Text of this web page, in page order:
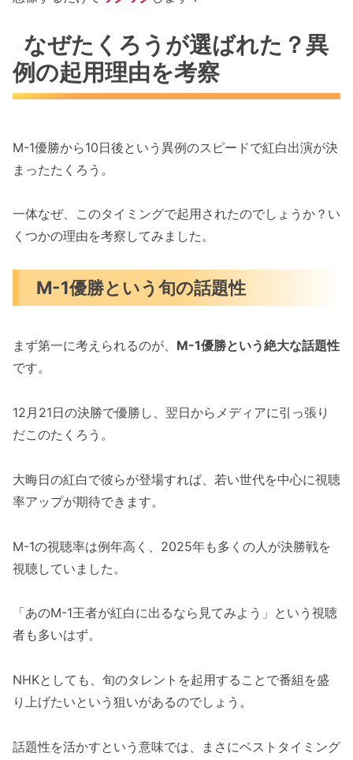
なぜたくろうが選ばれた？異
例の起用理由を考察
M-1優勝から10日後という異例のスピードで紅白出演が決
まったたくろう。
一体なぜ、このタイミングで起用されたのでしょうか？い
くつかの理由を考察してみました。
M-1優勝という旬の話題性
まず第一に考えられるのが、 M-1優勝という絶大な話題性
です。
12月21日の決勝で優勝し、翌日からメディアに引っ張り
だこのたくろう。
大晦日の紅白で彼らが登場すれば、若い世代を中心に視聴
率アップが期待できます。
M-1の視聴率は例年高く、2025年も多くの人が決勝戦を
視聴していました。
「あのM-1王者が紅白に出るなら見てみよう」という視聴
者も多いはず。
NHKとしても、旬のタレントを起用することで番組を盛
り上げたいという狙いがあるのでしょう。
話題性を活かすという意味では、まさにベストタイミング